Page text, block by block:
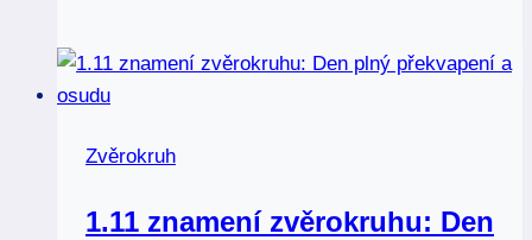
zvěrokruhu:
Zvěrokruh
1.11 znamení zvěrokruhu: Den